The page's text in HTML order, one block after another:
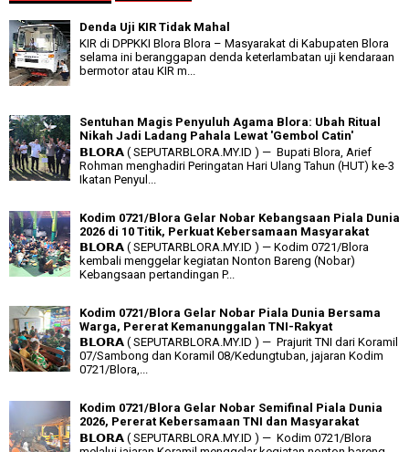
Denda Uji KIR Tidak Mahal
KIR di DPPKKI Blora Blora – Masyarakat di Kabupaten Blora
selama ini beranggapan denda keterlambatan uji kendaraan
bermotor atau KIR m...
Sentuhan Magis Penyuluh Agama Blora: Ubah Ritual
Nikah Jadi Ladang Pahala Lewat 'Gembol Catin'
𝗕𝗟𝗢𝗥𝗔 ( SEPUTARBLORA.MY.ID ) — Bupati Blora, Arief
Rohman menghadiri Peringatan Hari Ulang Tahun (HUT) ke-3
Ikatan Penyul...
Kodim 0721/Blora Gelar Nobar Kebangsaan Piala Dunia
2026 di 10 Titik, Perkuat Kebersamaan Masyarakat
𝗕𝗟𝗢𝗥𝗔 ( SEPUTARBLORA.MY.ID ) — Kodim 0721/Blora
kembali menggelar kegiatan Nonton Bareng (Nobar)
Kebangsaan pertandingan P...
Kodim 0721/Blora Gelar Nobar Piala Dunia Bersama
Warga, Pererat Kemanunggalan TNI-Rakyat
𝗕𝗟𝗢𝗥𝗔 ( SEPUTARBLORA.MY.ID ) — Prajurit TNI dari Koramil
07/Sambong dan Koramil 08/Kedungtuban, jajaran Kodim
0721/Blora,...
Kodim 0721/Blora Gelar Nobar Semifinal Piala Dunia
2026, Pererat Kebersamaan TNI dan Masyarakat
𝗕𝗟𝗢𝗥𝗔 ( SEPUTARBLORA.MY.ID ) — Kodim 0721/Blora